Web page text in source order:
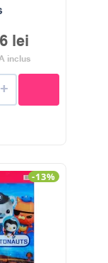
lei
inclus
+
-13%